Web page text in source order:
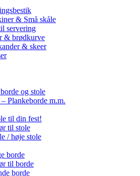
& Små skåle
servering
& brødkurve
& skeer
og stole
Plankeborde m.m.
til din fest!
til stole
/ høje stole
borde
til borde
borde